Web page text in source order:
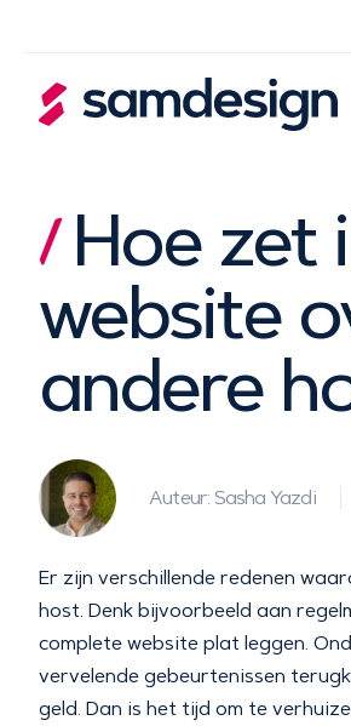
Hoe zet
website
andere
Auteur: Sasha Yazdi
Er zijn verschillende redenen
host. Denk bijvoorbeeld aan
complete website plat leggen.
vervelende gebeurtenissen
geld. Dan is het tijd om te